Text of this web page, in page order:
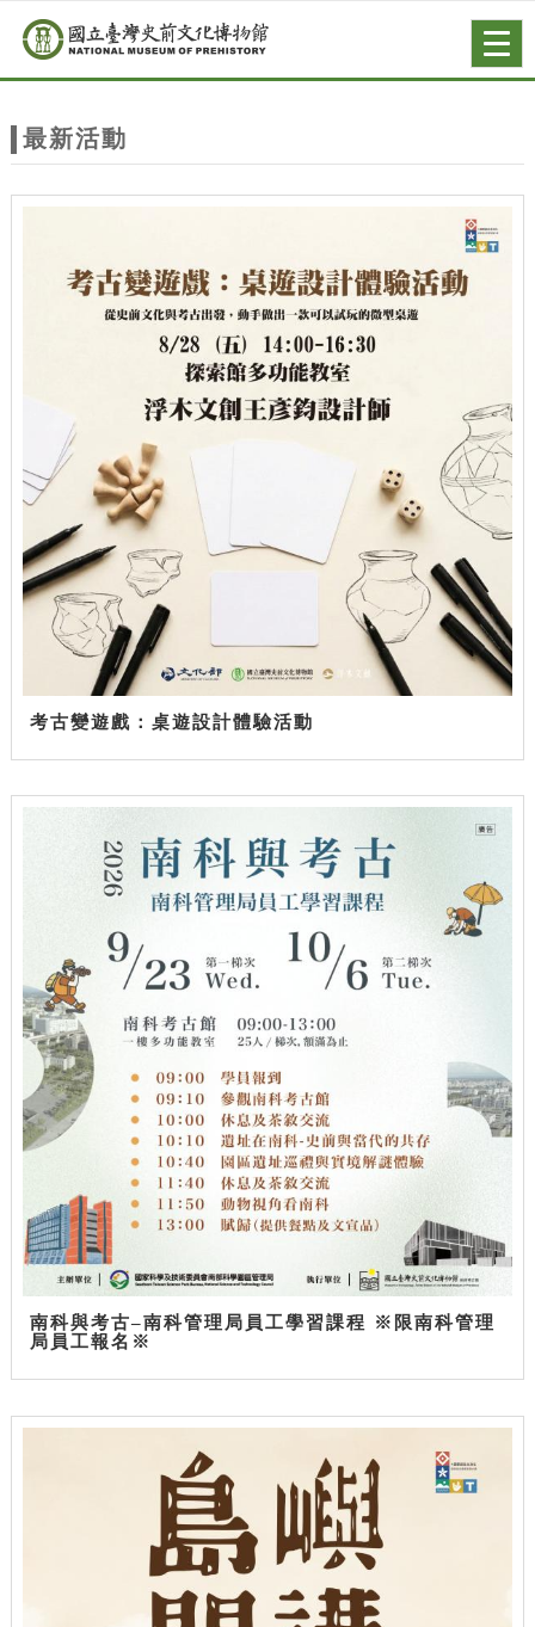
站
主
跳到主要內容
網站導覽
最新活動
考古變遊戲：桌遊設計體驗活動
南科與考古–南科管理局員工學習課程 ※限南科管理
局員工報名※